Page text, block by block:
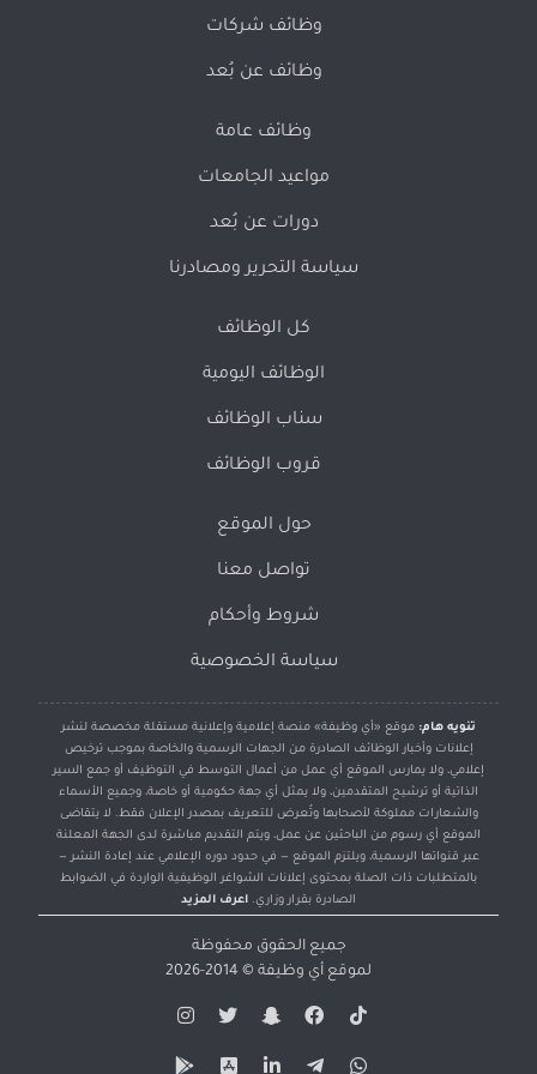
وظائف شركات
وظائف عن بُعد
وظائف عامة
مواعيد الجامعات
دورات عن بُعد
سياسة التحرير ومصادرنا
كل الوظائف
الوظائف اليومية
سناب الوظائف
قروب الوظائف
حول الموقع
تواصل معنا
شروط وأحكام
سياسة الخصوصية
تنويه هام: موقع «أي وظيفة» منصة إعلامية وإعلانية مستقلة مخصصة لنشر
إعلانات وأخبار الوظائف الصادرة من الجهات الرسمية والخاصة بموجب ترخيص
إعلامي، ولا يمارس الموقع أي عمل من أعمال التوسط في التوظيف أو جمع السير
الذاتية أو ترشيح المتقدمين، ولا يمثل أي جهة حكومية أو خاصة، وجميع الأسماء
والشعارات مملوكة لأصحابها وتُعرض للتعريف بمصدر الإعلان فقط. لا يتقاضى
الموقع أي رسوم من الباحثين عن عمل، ويتم التقديم مباشرة لدى الجهة المعلنة
عبر قنواتها الرسمية، ويلتزم الموقع — في حدود دوره الإعلامي عند إعادة النشر —
بالمتطلبات ذات الصلة بمحتوى إعلانات الشواغر الوظيفية الواردة في الضوابط
الصادرة بقرار وزاري. اعرف المزيد
جميع الحقوق محفوظة
لموقع أي وظيفة © 2014-2026